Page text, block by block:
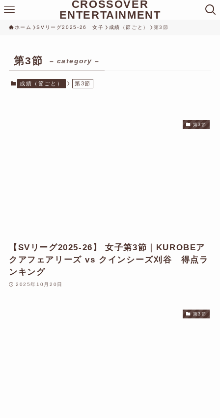
CROSSOVER
ENTERTAINMENT
ホーム SVリーグ2025-26 女子 成績（節ごと） 第3節
第3節 – category –
成績（節ごと） 第3節
第3節
【SVリーグ2025-26】 女子第3節｜KUROBEア
クアフェアリーズ vs クインシーズ刈谷 得点ラ
ンキング
2025年10月20日
第3節